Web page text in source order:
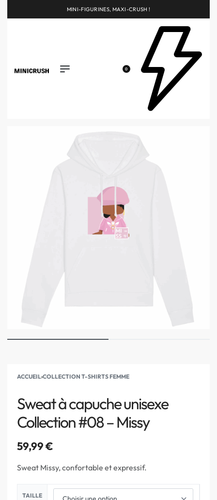
MINI-FIGURINES, MAXI-CRUSH !
0
ACCUEIL›COLLECTION T-SHIRTS FEMME
Sweat à capuche unisexe
Collection #08 – Missy
59,99€
Sweat Missy, confortable et expressif.
TAILLE